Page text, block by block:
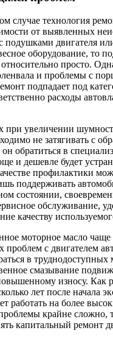
случае технология
от выявленных
подушками двигателя
оборудование, то
просто.
и проблемы с
подпадает под
расходы
при увеличении
не затягивать с
обратиться в
и дешевле будет
профилактики
поддерживать
состоянии,
обслуживание,
качеству
моторное масло чаще
с двигателем
в труднодоступных
смазывание
износу. Как
лет после начала
работать на более
крайне сложно,
капитальный ремонт